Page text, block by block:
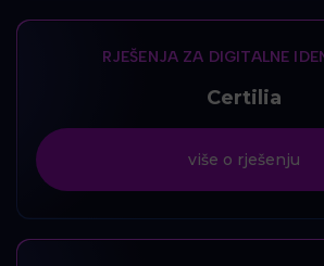
RJEŠENJA ZA DIGITALNE
Certilia
više o rješenju